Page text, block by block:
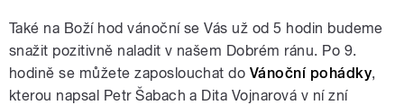
Také na Boží hod vánoční se Vás už od 5 hodin budeme
snažit pozitivně naladit v našem Dobrém ránu. Po 9.
hodině se můžete zaposlouchat do Vánoční pohádky,
kterou napsal Petr Šabach a Dita Vojnarová v ní zní